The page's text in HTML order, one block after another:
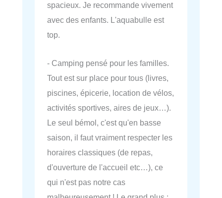
spacieux. Je recommande vivement
avec des enfants. L'aquabulle est
top.
- Camping pensé pour les familles.
Tout est sur place pour tous (livres,
piscines, épicerie, location de vélos,
activités sportives, aires de jeux…).
Le seul bémol, c'est qu'en basse
saison, il faut vraiment respecter les
horaires classiques (de repas,
d'ouverture de l'accueil etc…), ce
qui n'est pas notre cas